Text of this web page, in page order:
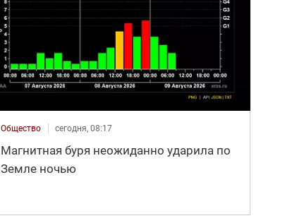
Общество сегодня, 08:17
Магнитная буря неожиданно ударила по
Земле ночью